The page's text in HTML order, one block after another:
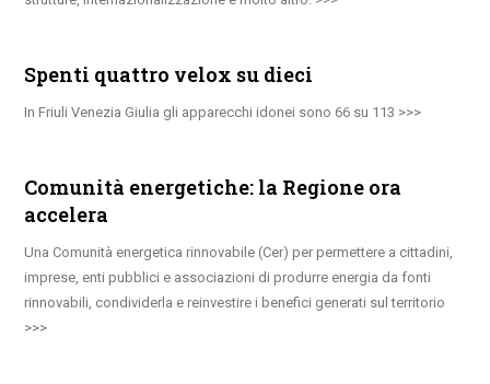
Spenti quattro velox su dieci
In Friuli Venezia Giulia gli apparecchi idonei sono 66 su 113
Comunità energetiche: la Regione ora
accelera
Una Comunità energetica rinnovabile (Cer) per permettere a cittadini,
imprese, enti pubblici e associazioni di produrre energia da fonti
rinnovabili, condividerla e reinvestire i benefici generati sul territorio